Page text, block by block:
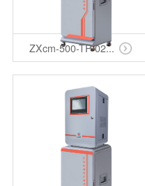
ZXcm-500-TP-02...